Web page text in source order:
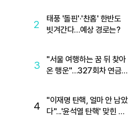
2
태풍 '돌핀'·'찬홈' 한반도
빗겨간다…예상 경로는?
3
"서울 여행하는 꿈 뒤 찾아
온 행운"…327회차 연금
4
"이재명 탄핵, 얼마 안 남았
다"...'윤석열 탄핵' 맞힌 무